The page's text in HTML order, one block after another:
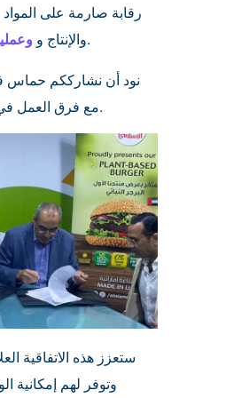
رقابة صارمة على
والإنتاج و.
نود أن نشارككم حماس
مع فرق العمل في الإسلامي للأغذية.
ستعزز هذه الاتفاقية
وتوفر لهم إمكانية